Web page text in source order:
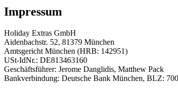
Impressum
Holiday Extras GmbH
Aidenbachstr. 52, 81379 München
Amtsgericht München (HRB: 142951)
USt-IdNr.: DE813463160
Geschäftsführer: Jerome Danglidis, Matthew Pack
Bankverbindung: Deutsche Bank München, BLZ: